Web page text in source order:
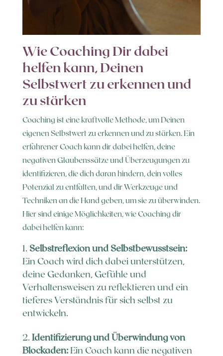
Wie Coaching Dir dabei
helfen kann, Deinen
Selbstwert zu erkennen und
zu stärken
Coaching ist eine kraftvolle Methode, um Deinen
eigenen Selbstwert zu erkennen und zu stärken. Ein
erfahrener Coach kann dir dabei helfen, deine
negativen Glaubenssätze und Überzeugungen zu
identifizieren, die dich daran hindern, dein volles
Potenzial zu entfalten, und dir Werkzeuge und
Techniken an die Hand geben, um sie zu überwinden.
Hier sind einige Möglichkeiten, wie Coaching dir
dabei helfen kann:
Selbstreflexion und Selbstbewusstsein:
Ein Coach wird dich dabei unterstützen,
deine Gedanken, Gefühle und
Verhaltensweisen zu reflektieren und ein
tieferes Verständnis für sich selbst zu
entwickeln.
Identifizierung und Überwindung von
Blockaden:Ein Coach kann die negativen